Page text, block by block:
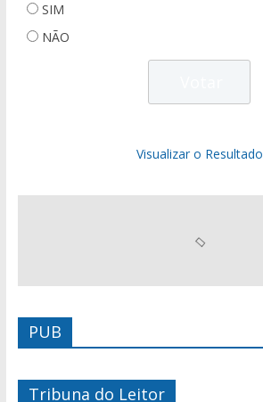
SIM
NÃO
Visualizar o Resultado
PUB
Tribuna do Leitor